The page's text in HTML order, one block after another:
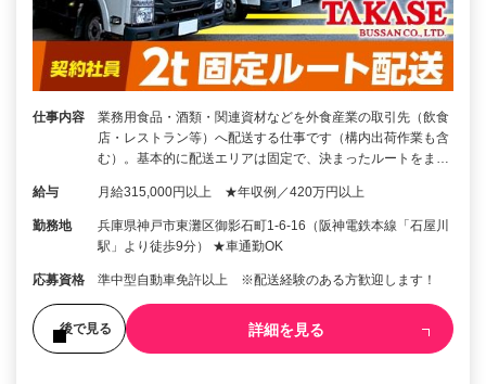
仕事内容
業務用食品・酒類・関連資材などを外食産業の取引先（飲食
店・レストラン等）へ配送する仕事です（構内出荷作業も含
む）。基本的に配送エリアは固定で、決まったルートをま…
給与 月給315,000円以上 ★年収例／420万円以上
勤務地
兵庫県神戸市東灘区御影石町1-6-16（阪神電鉄本線「石屋川
駅」より徒歩9分） ★車通勤OK
応募資格 準中型自動車免許以上 ※配送経験のある方歓迎します！
後で見る 詳細を見る